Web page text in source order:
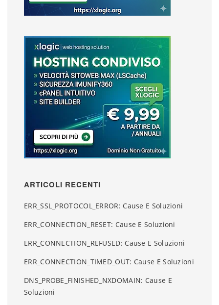
ARTICOLI RECENTI
ERR_SSL_PROTOCOL_ERROR: Cause E Soluzioni
ERR_CONNECTION_RESET: Cause E Soluzioni
ERR_CONNECTION_REFUSED: Cause E Soluzioni
ERR_CONNECTION_TIMED_OUT: Cause E Soluzioni
DNS_PROBE_FINISHED_NXDOMAIN: Cause E
Soluzioni